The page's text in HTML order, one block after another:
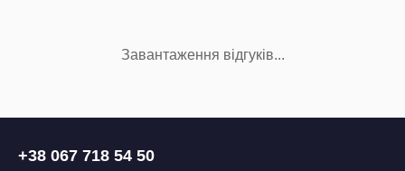
Завантаження відгуків...
+38 067 718 54 50